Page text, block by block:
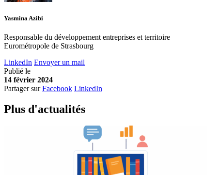
Yasmina Azibi
Responsable du développement entreprises et territoire
Eurométropole de Strasbourg
LinkedIn Envoyer un mail
Publié le
14 février 2024
Partager sur Facebook LinkedIn
Plus d'actualités